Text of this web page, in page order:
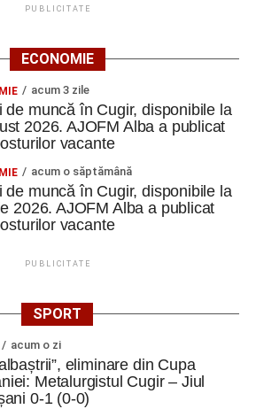
PUBLICITATE
ECONOMIE
acum 3 zile
de muncă în Cugir, disponibile la
2026. AJOFM Alba a publicat
vacante
acum o săptămână
de muncă în Cugir, disponibile la
2026. AJOFM Alba a publicat
vacante
PUBLICITATE
SPORT
acum o zi
eliminare din Cupa
Metalurgistul Cugir – Jiul
0-1 (0-0)